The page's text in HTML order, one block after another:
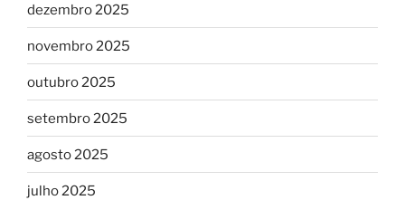
dezembro 2025
novembro 2025
outubro 2025
setembro 2025
agosto 2025
julho 2025